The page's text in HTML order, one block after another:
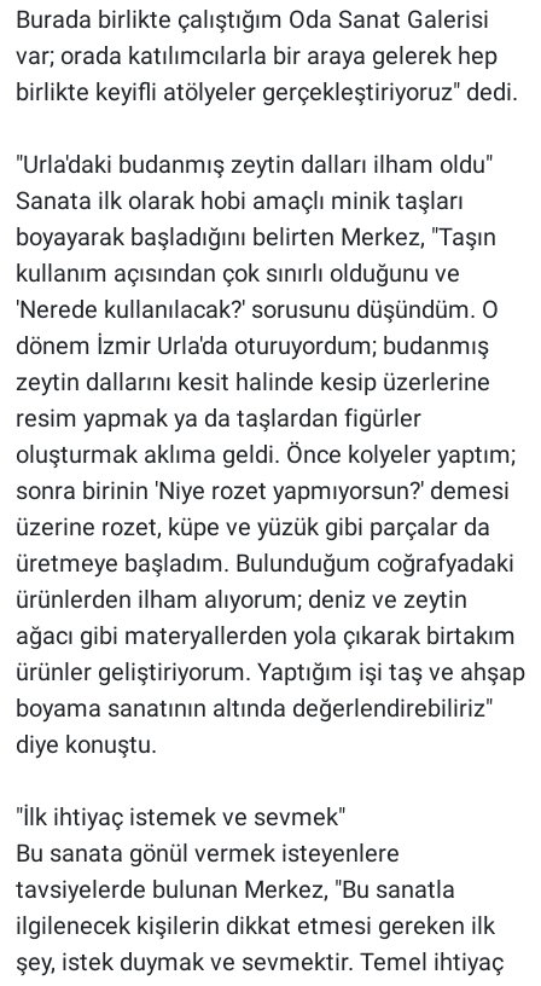
Burada birlikte çalıştığım Oda Sanat Galerisi
var; orada katılımcılarla bir araya gelerek hep
birlikte keyifli atölyeler gerçekleştiriyoruz" dedi.
"Urla'daki budanmış zeytin dalları ilham oldu"
Sanata ilk olarak hobi amaçlı minik taşları
boyayarak başladığını belirten Merkez, "Taşın
kullanım açısından çok sınırlı olduğunu ve
'Nerede kullanılacak?' sorusunu düşündüm. O
dönem İzmir Urla'da oturuyordum; budanmış
zeytin dallarını kesit halinde kesip üzerlerine
resim yapmak ya da taşlardan figürler
oluşturmak aklıma geldi. Önce kolyeler yaptım;
sonra birinin 'Niye rozet yapmıyorsun?' demesi
üzerine rozet, küpe ve yüzük gibi parçalar da
üretmeye başladım. Bulunduğum coğrafyadaki
ürünlerden ilham alıyorum; deniz ve zeytin
ağacı gibi materyallerden yola çıkarak birtakım
ürünler geliştiriyorum. Yaptığım işi taş ve ahşap
boyama sanatının altında değerlendirebiliriz"
diye konuştu.
"İlk ihtiyaç istemek ve sevmek"
Bu sanata gönül vermek isteyenlere
tavsiyelerde bulunan Merkez, "Bu sanatla
ilgilenecek kişilerin dikkat etmesi gereken ilk
şey, istek duymak ve sevmektir. Temel ihtiyaç